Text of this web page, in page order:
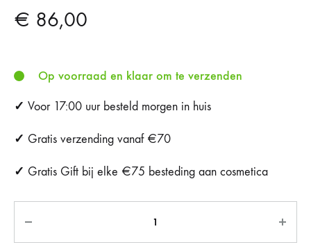
€ 86,00
Op voorraad en klaar om te verzenden
✓ Voor 17:00 uur besteld morgen in huis
✓ Gratis verzending vanaf €70
✓ Gratis Gift bij elke €75 besteding aan cosmetica